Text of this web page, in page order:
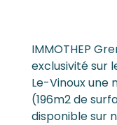
IMMOTHEP
exclusivité sur
Le-Vinoux une
(196m2 de
disponible sur